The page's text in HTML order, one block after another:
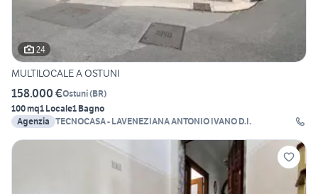
24
MULTILOCALE A OSTUNI
158.000 €Ostuni(BR)
100 mq1 Locale1 Bagno
Agenzia TECNOCASA - LAVENEZIANA ANTONIO IVANO D.I.